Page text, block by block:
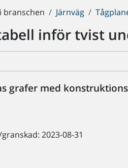
branschen Järnväg
inför tvist
grafer med
2023-08-31